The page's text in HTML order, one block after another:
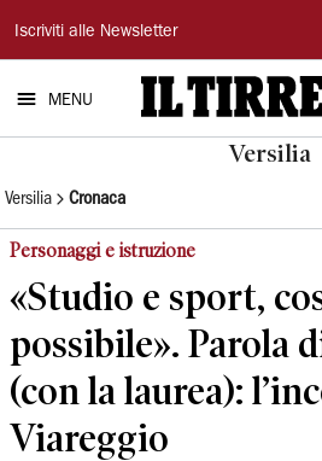
Il
Tirreno
Iscriviti alle Newsletter
MENU
Versilia
Versilia Cronaca
Personaggi e istruzione
«Studio e sport,
possibile». Parola
(con la laurea):
Viareggio